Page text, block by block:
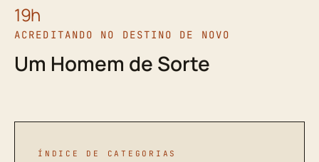
19h
ACREDITANDO NO DESTINO DE NOVO
Um Homem de Sorte
ÍNDICE DE CATEGORIAS